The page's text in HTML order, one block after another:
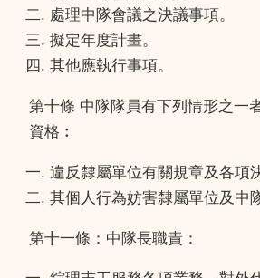
處理中隊會議之決議事項。
擬定年度計畫。
其他應執行事項。
第十條 中隊隊員有下列情形之一
資格︰
違反隸屬單位有關規章及各項
其個人行為妨害隸屬單位及中
第十一條：中隊長職責：